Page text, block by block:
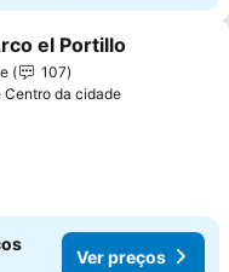
aos favoritos
el Portillo
107
Centro da cidade
Ver preços